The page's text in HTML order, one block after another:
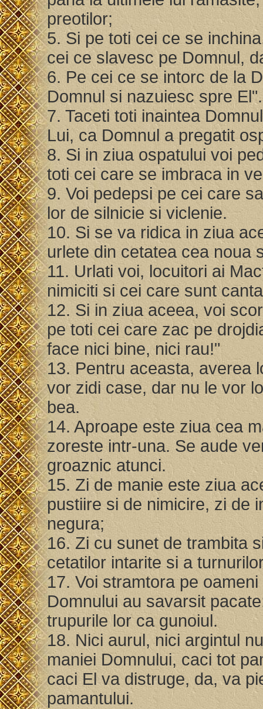
preotilor;
5. Si pe toti cei ce se
cei ce slavesc pe Domnul,
6. Pe cei ce se intorc de la
Domnul si nazuiesc spre
7. Taceti toti inaintea
Lui, ca Domnul a pregatit
8. Si in ziua ospatului voi
toti cei care se imbraca in
9. Voi pedepsi pe cei care
lor de silnicie si viclenie.
10. Si se va ridica in ziua
urlete din cetatea cea noua
11. Urlati voi, locuitori ai
nimiciti si cei care sunt
12. Si in ziua aceea, voi
pe toti cei care zac pe
face nici bine, nici rau!"
13. Pentru aceasta, averea
vor zidi case, dar nu le vor
bea.
14. Aproape este ziua cea
zoreste intr-una. Se aude
groaznic atunci.
15. Zi de manie este ziua
pustiire si de nimicire, zi de
negura;
16. Zi cu sunet de trambita
cetatilor intarite si a
17. Voi stramtora pe
Domnului au savarsit
trupurile lor ca gunoiul.
18. Nici aurul, nici argintul
maniei Domnului, caci tot
caci El va distruge, da, va
pamantului.